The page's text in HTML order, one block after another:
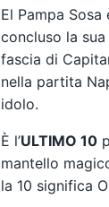
El Pampa
concluso la
fascia di
nella partita
idolo.
È l’ULTIMO 10
mantello
la 10 significa